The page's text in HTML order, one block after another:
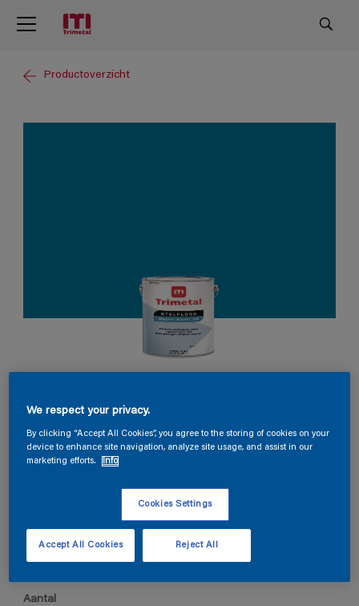
Productoverzicht
Stelfloor Decor Acryl 1K
R4.55.37
Verpakkingsgrootte
Aantal
We respect your privacy.
By clicking “Accept All Cookies”, you agree to the storing of cookies on your
device to enhance site navigation, analyze site usage, and assist in our
marketing efforts.
Info
Cookies Settings
Reject All
Accept All Cookies